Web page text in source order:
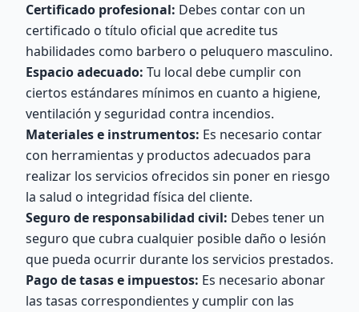
Certificado profesional: Debes contar con un
certificado o título oficial que acredite tus
habilidades como barbero o peluquero masculino.
Espacio adecuado: Tu local debe cumplir con
ciertos estándares mínimos en cuanto a higiene,
ventilación y seguridad contra incendios.
Materiales e instrumentos: Es necesario contar
con herramientas y productos adecuados para
realizar los servicios ofrecidos sin poner en riesgo
la salud o integridad física del cliente.
Seguro de responsabilidad civil: Debes tener un
seguro que cubra cualquier posible daño o lesión
que pueda ocurrir durante los servicios prestados.
Pago de tasas e impuestos: Es necesario abonar
las tasas correspondientes y cumplir con las